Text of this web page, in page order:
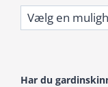
Har du